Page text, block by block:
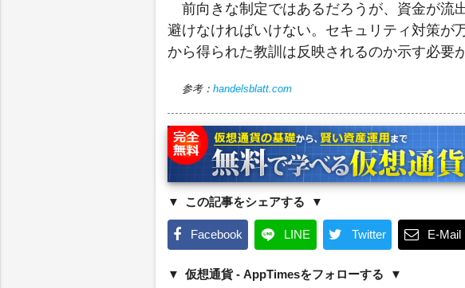
前向きな制定ではあるだろうが、資金が流
避けなければいけない。セキュリティ対策が
から得られた教訓は反映されるのか示す必要
参考： handelsblatt.com
この記事をシェアする
Facebook LINE Twitter E-Mail
仮想通貨 - AppTimesをフォローする